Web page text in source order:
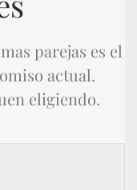
parejas es el
actual.
eligiendo.